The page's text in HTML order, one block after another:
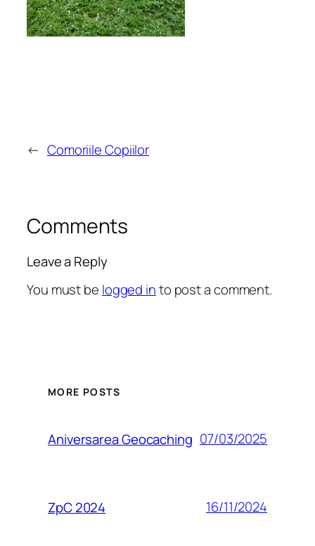
← Comoriile Copiilor
Comments
Leave a Reply
You must be logged into post a comment.
MORE POSTS
Aniversarea Geocaching 07/03/2025
ZpC 2024 16/11/2024